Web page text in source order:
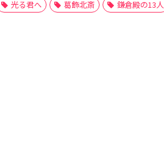
光る君へ 葛飾北斎 鎌倉殿の13人